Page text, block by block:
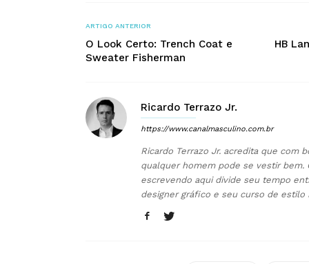
ARTIGO ANTERIOR
O Look Certo: Trench Coat e
Sweater Fisherman
HB
Ricardo Terrazo Jr.
https://www.canalmasculino.com.br
Ricardo Terrazo Jr. acredita que com
qualquer homem pode se vestir bem.
escrevendo aqui divide seu tempo
designer gráfico e seu curso de estilo